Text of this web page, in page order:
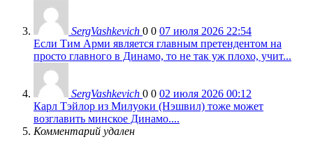
SergVashkevich 0 0 07 июля 2026 22:54
Если Тим Арми является главным претендентом на
просто главного в Динамо, то не так уж плохо, учит...
SergVashkevich 0 0 02 июля 2026 00:12
Карл Тэйлор из Милуоки (Нэшвил) тоже может
возглавить минское Динамо....
Комментарий удален